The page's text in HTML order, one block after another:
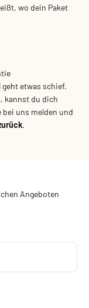
wo dein Paket
etwas schief.
kannst du dich
bei uns melden und
.
Angeboten